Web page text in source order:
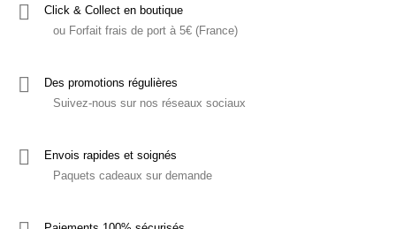
Click & Collect en boutique
ou Forfait frais de port à 5€ (France)
Des promotions régulières
Suivez-nous sur nos réseaux sociaux
Envois rapides et soignés
Paquets cadeaux sur demande